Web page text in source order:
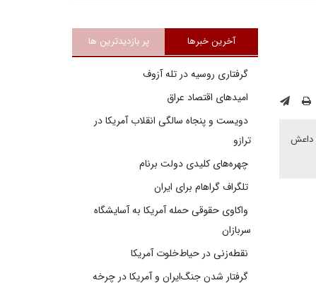
داعش
آخرین خبرها پر بازدیدترین ها
گرفتاری روسیه در تله آزوف
امیدهای اقتصاد عراق
دویست و پنجاه سالگی انقلاب آمریکا در
ترازو
چهره‌های کلیدی دولت برنام
تلگراف گراهام برای ایران
واکاوی حقوقی حمله آمریکا به آسایشگاه
سربازان
نقطه‌زنی در حیاط‌خلوت آمریکا
گرفتار شدن جنگ‌ایران و آمریکا در چرخه